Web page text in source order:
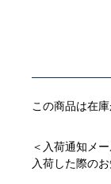
この商品は在
＜入荷通知メ
入荷した際の